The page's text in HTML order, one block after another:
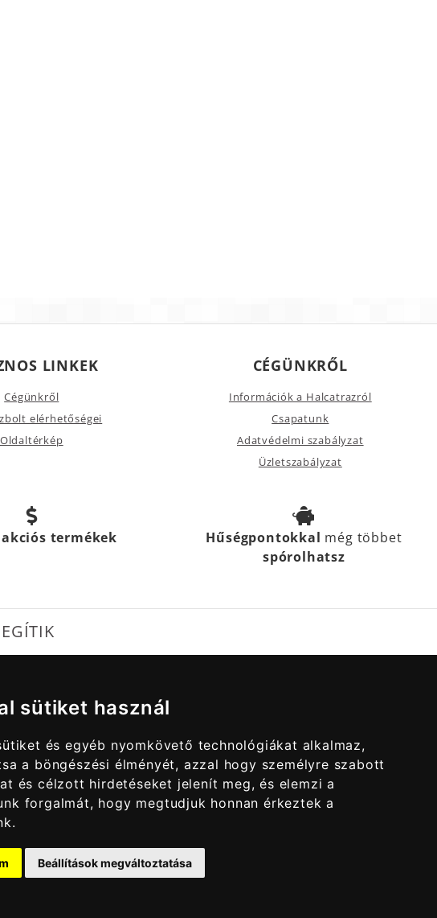
sütiket használ
és egyéb nyomkövető technológiákat alkalmaz,
a böngészési élményét, azzal hogy személyre szabott
és célzott hirdetéseket jelenít meg, és elemzi a
forgalmát, hogy megtudjuk honnan érkeztek a
Beállítások megváltoztatása
LINKEK
Cégünkről
elérhetőségei
Oldaltérkép
CÉGÜNKRŐL
Információk a Halcatrazról
Csapatunk
Adatvédelmi szabályzat
Üzletszabályzat
termékek Hűségpontokkal még többet
spórolhatsz